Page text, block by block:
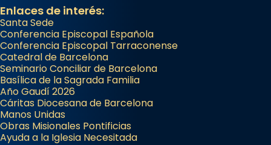
Enlaces de interés:
Santa Sede
Conferencia Episcopal Española
Conferencia Episcopal Tarraconense
Catedral de Barcelona
Seminario Conciliar de Barcelona
Basílica de la Sagrada Familia
Año Gaudí 2026
Cáritas Diocesana de Barcelona
Manos Unidas
Obras Misionales Pontificias
Ayuda a la Iglesia Necesitada